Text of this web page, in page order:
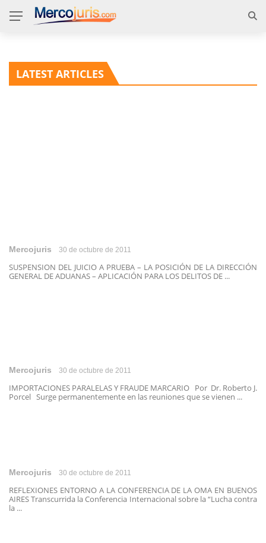
LATEST ARTICLES
Mercojuris 30 de octubre de 2011
SUSPENSION DEL JUICIO A PRUEBA – LA POSICIÓN DE LA DIRECCIÓN
GENERAL DE ADUANAS – APLICACIÓN PARA LOS DELITOS DE ...
Mercojuris 30 de octubre de 2011
IMPORTACIONES PARALELAS Y FRAUDE MARCARIO Por Dr. Roberto J.
Porcel Surge permanentemente en las reuniones que se vienen ...
Mercojuris 30 de octubre de 2011
REFLEXIONES ENTORNO A LA CONFERENCIA DE LA OMA EN BUENOS
AIRES Transcurrida la Conferencia Internacional sobre la “Lucha contra
la ...